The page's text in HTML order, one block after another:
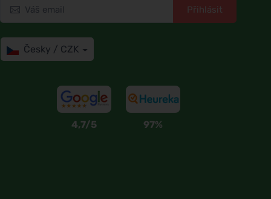
Přihlásit
Česky / CZK
4,7/5 97%